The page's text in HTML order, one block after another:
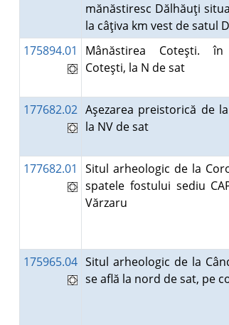
mănăstiresc Dălhăuţi
la câţiva km vest de satul
175894.01
Mânăstirea Coteşti.
Coteşti, la N de sat
177682.02 Aşezarea preistorică de
la NV de sat
177682.01
Situl arheologic de la
spatele fostului sediu
Vărzaru
175965.04 Situl arheologic de la
se află la nord de sat, pe